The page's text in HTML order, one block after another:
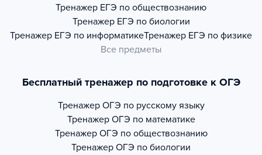
Тренажер ЕГЭ по обществознанию
Тренажер ЕГЭ по биологии
Тренажер ЕГЭ по информатикеТренажер ЕГЭ по физике
Все предметы
Бесплатный тренажер по подготовке к ОГЭ
Тренажер ОГЭ по русскому языку
Тренажер ОГЭ по математике
Тренажер ОГЭ по обществознанию
Тренажер ОГЭ по биологии